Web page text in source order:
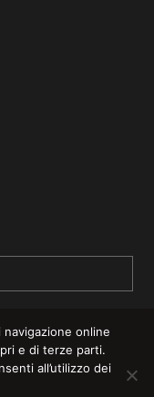
online
e di terze parti.
all’utilizzo dei